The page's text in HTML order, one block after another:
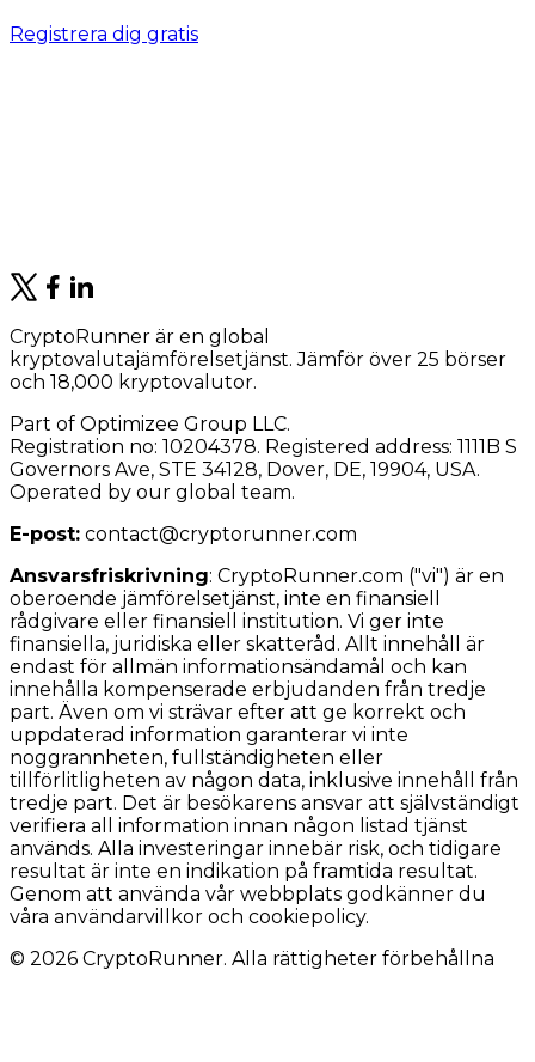
Registrera dig gratis
CryptoRunner är en global
kryptovalutajämförelsetjänst. Jämför över 25 börser
och 18,000 kryptovalutor.
Part of Optimizee Group LLC.
Registration no: 10204378. Registered address: 1111B S
Governors Ave, STE 34128, Dover, DE, 19904, USA.
Operated by our global team.
E-post: contact@cryptorunner.com
Ansvarsfriskrivning: CryptoRunner.com ("vi") är en
oberoende jämförelsetjänst, inte en finansiell
rådgivare eller finansiell institution. Vi ger inte
finansiella, juridiska eller skatteråd. Allt innehåll är
endast för allmän informationsändamål och kan
innehålla kompenserade erbjudanden från tredje
part. Även om vi strävar efter att ge korrekt och
uppdaterad information garanterar vi inte
noggrannheten, fullständigheten eller
tillförlitligheten av någon data, inklusive innehåll från
tredje part. Det är besökarens ansvar att självständigt
verifiera all information innan någon listad tjänst
används. Alla investeringar innebär risk, och tidigare
resultat är inte en indikation på framtida resultat.
Genom att använda vår webbplats godkänner du
våra användarvillkor och cookiepolicy.
© 2026 CryptoRunner. Alla rättigheter förbehållna